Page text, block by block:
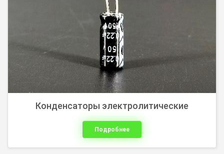
Конденсаторы электролитические
Подробнее